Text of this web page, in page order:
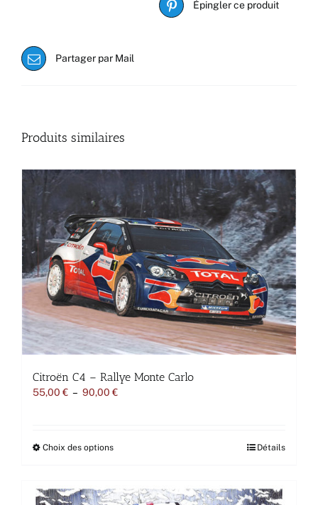
Épingler ce produit
Partager par Mail
Produits similaires
Citroën C4 – Rallye Monte Carlo
55,00 € – 90,00 €Plage
Choix des optionsCe
variations.
Détails